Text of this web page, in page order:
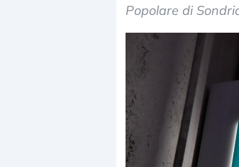
Popolare di